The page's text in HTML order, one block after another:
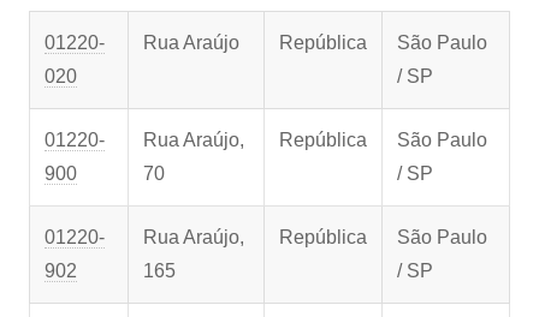
01220-
020
Rua Araújo República
São Paulo
/ SP
01220-
900
Rua Araújo,
70
República
São Paulo
/ SP
01220-
902
Rua Araújo,
165
República
São Paulo
/ SP